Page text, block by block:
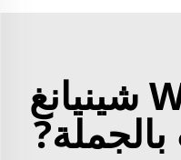
Why choose شينيانغ